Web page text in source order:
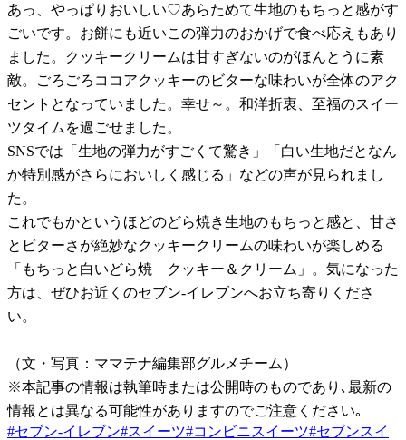
あっ、やっぱりおいしい♡あらためて生地のもちっと感がす
ごいです。お餅にも近いこの弾力のおかげで食べ応えもあり
ました。クッキークリームは甘すぎないのがほんとうに素
敵。ごろごろココアクッキーのビターな味わいが全体のアク
セントとなっていました。幸せ～。和洋折衷、至福のスイー
ツタイムを過ごせました。
SNSでは「生地の弾力がすごくて驚き」「白い生地だとなん
か特別感がさらにおいしく感じる」などの声が見られまし
た。
これでもかというほどのどら焼き生地のもちっと感と、甘さ
とビターさが絶妙なクッキークリームの味わいが楽しめる
「もちっと白いどら焼 クッキー＆クリーム」。気になった
方は、ぜひお近くのセブン-イレブンへお立ち寄りくださ
い。
（文・写真：ママテナ編集部グルメチーム）
※本記事の情報は執筆時または公開時のものであり､最新の
情報とは異なる可能性がありますのでご注意ください｡
#セブン-イレブン#スイーツ#コンビニスイーツ#セブンスイ